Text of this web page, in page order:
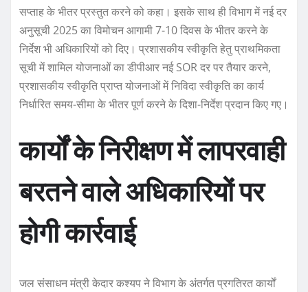
सप्ताह के भीतर प्रस्तुत करने को कहा। इसके साथ ही विभाग में नई दर
अनुसूची 2025 का विमोचन आगामी 7-10 दिवस के भीतर करने के
निर्देश भी अधिकारियों को दिए। प्रशासकीय स्वीकृति हेतु प्राथमिकता
सूची में शामिल योजनाओं का डीपीआर नई SOR दर पर तैयार करने,
प्रशासकीय स्वीकृति प्राप्त योजनाओं में निविदा स्वीकृति का कार्य
निर्धारित समय-सीमा के भीतर पूर्ण करने के दिशा-निर्देश प्रदान किए गए।
कार्यों के निरीक्षण में लापरवाही
बरतने वाले अधिकारियों पर
होगी कार्रवाई
जल संसाधन मंत्री केदार कश्यप ने विभाग के अंतर्गत प्रगतिरत कार्यों